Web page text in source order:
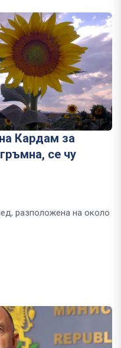
Кардам за
се чу
разположена на около